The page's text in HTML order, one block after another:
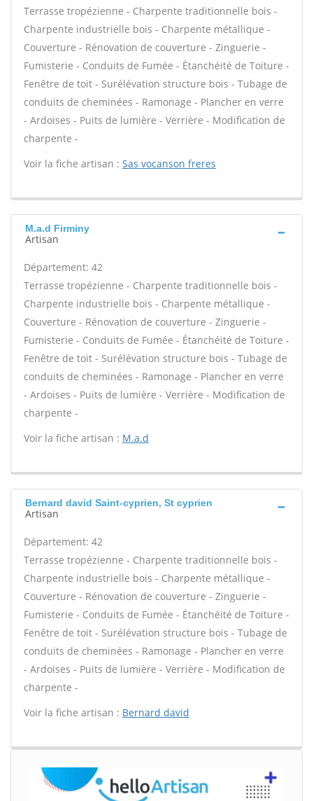
Terrasse tropézienne - Charpente traditionnelle bois -
Charpente industrielle bois - Charpente métallique -
Couverture - Rénovation de couverture - Zinguerie -
Fumisterie - Conduits de Fumée - Étanchéité de Toiture -
Fenêtre de toit - Surélévation structure bois - Tubage de
conduits de cheminées - Ramonage - Plancher en verre
- Ardoises - Puits de lumière - Verrière - Modification de
charpente -
Voir la fiche artisan : Sas vocanson freres
M.a.d Firminy
Artisan
Département: 42
Terrasse tropézienne - Charpente traditionnelle bois -
Charpente industrielle bois - Charpente métallique -
Couverture - Rénovation de couverture - Zinguerie -
Fumisterie - Conduits de Fumée - Étanchéité de Toiture -
Fenêtre de toit - Surélévation structure bois - Tubage de
conduits de cheminées - Ramonage - Plancher en verre
- Ardoises - Puits de lumière - Verrière - Modification de
charpente -
Voir la fiche artisan : M.a.d
Bernard david Saint-cyprien, St cyprien
Artisan
Département: 42
Terrasse tropézienne - Charpente traditionnelle bois -
Charpente industrielle bois - Charpente métallique -
Couverture - Rénovation de couverture - Zinguerie -
Fumisterie - Conduits de Fumée - Étanchéité de Toiture -
Fenêtre de toit - Surélévation structure bois - Tubage de
conduits de cheminées - Ramonage - Plancher en verre
- Ardoises - Puits de lumière - Verrière - Modification de
charpente -
Voir la fiche artisan : Bernard david